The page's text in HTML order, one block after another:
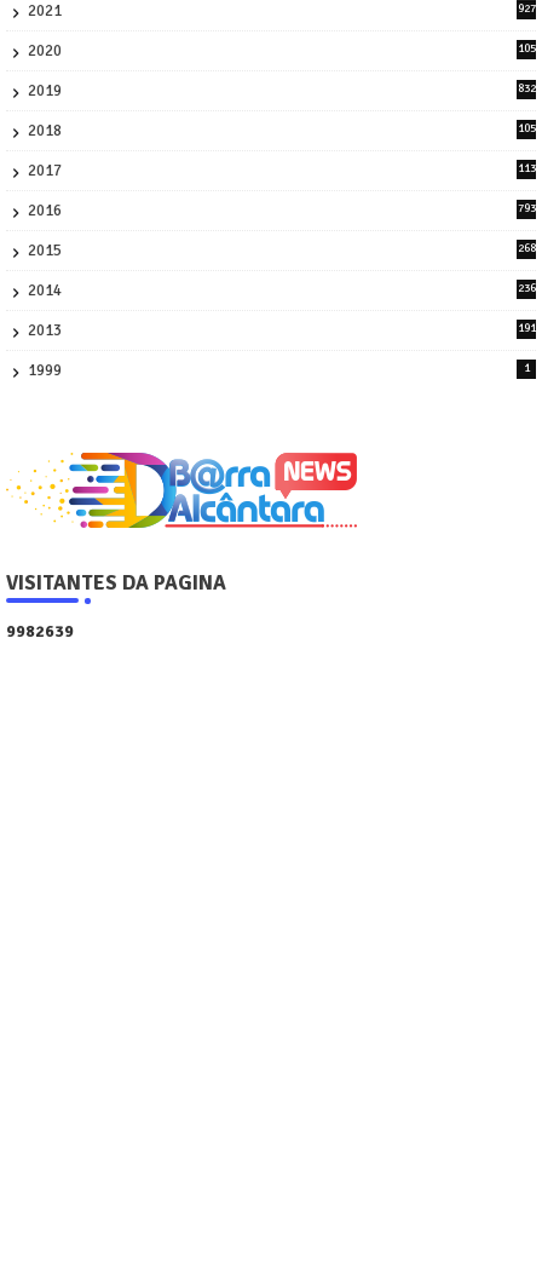
2021
927
2020
105
2019
832
2018
105
2017
113
2016
793
2015
268
2014
236
2013
191
1999 1
VISITANTES DA PAGINA
9982639